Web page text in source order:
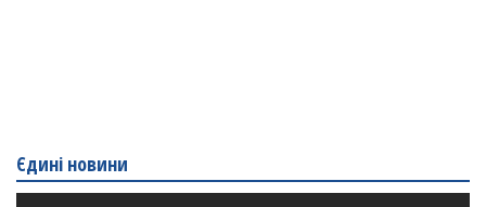
Єдині новини